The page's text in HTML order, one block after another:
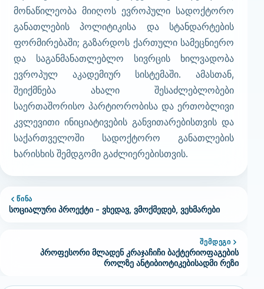
მონაწილეობა მიიღოს ევროპული სადოქტორო
განათლების პოლიტიკისა და სტანდარტების
ფორმირებაში; გაზარდოს ქართული სამეცნიერო
და საგანმანათლებლო სივრცის ხილვადობა
ევროპულ აკადემიურ სისტემაში. ამასთან,
შეიქმნება ახალი შესაძლებლობები
საერთაშორისო პარტიორობისა და ერთობლივი
კვლევითი ინიციატივების განვითარებისთვის და
საქართველოში სადოქტორო განათლების
ხარისხის შემდგომი გაძლიერებისთვის.
ᲬᲘᲜᲐ
სოციალური პროექტი - ვხედავ, ვმოქმედებ, ვეხმარები
ᲨᲔᲛᲓᲔᲒᲘ
პროფესორი მლადენ კრაჯაჩიჩი ბაქტერიოფაგების
როლზე ანტიბიოტიკებისადმი რეზი